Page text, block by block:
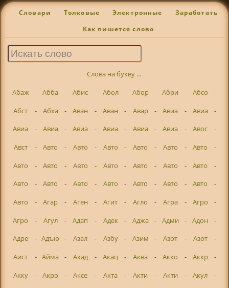
Словари Толковые Электронные Заработать
Как пишется слово
Слова на букву ...
Абаж
- Абба - Абис - Абол - Абор - Абри - Абсо
-
Абст
- Абха - Аван - Аван - Авар - Авиа - Авиа
-
Авиа
- Авиа - Авиа - Авиа - Авиа - Авиа - Авос
-
Авст
- Авто - Авто - Авто - Авто - Авто - Авто
-
Авто
- Авто - Авто - Авто - Авто - Авто - Авто
-
Авто
- Авто - Авто - Авто - Авто - Авто - Авто
-
Авто
- Агар - Аген - Агит - Агло - Агра - Агро
-
Агро
- Агул - Адап - Адек - Аджа - Адми - Адон
-
Адре
- Адъю - Азал - Азбу - Азим - Азот - Азот
-
Аист
- Айма - Акад - Акац - Аква - Акко - Аккр
-
Акку
- Акро - Аксе - Акта - Акти - Акти - Акул
-